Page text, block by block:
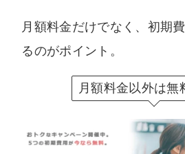
月額料金だけでなく、初期
るのがポイント。
月額料金以外は無